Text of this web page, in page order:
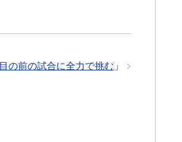
目の前の試合に全力で挑む 」